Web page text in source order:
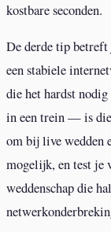
kostbare seconden.
De derde tip
een stabiele
die het hardst
in een trein — is
om bij live wedden
mogelijk, en test je
weddenschap die